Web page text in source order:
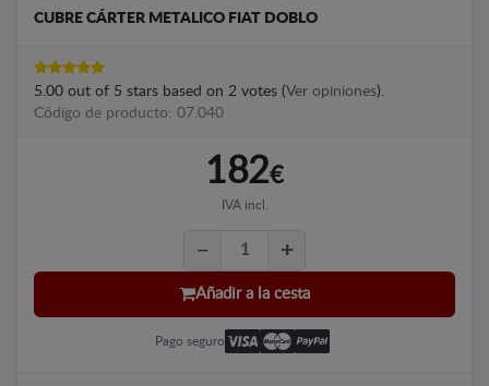
CUBRE CÁRTER METALICO FIAT DOBLO
5.00 out of 5 stars based on 2 votes (Ver opiniones).
Código de producto: 07.040
182€
IVA incl.
Añadir a la cesta
Pago seguro